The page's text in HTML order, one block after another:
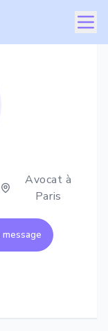
Avocat à
Paris